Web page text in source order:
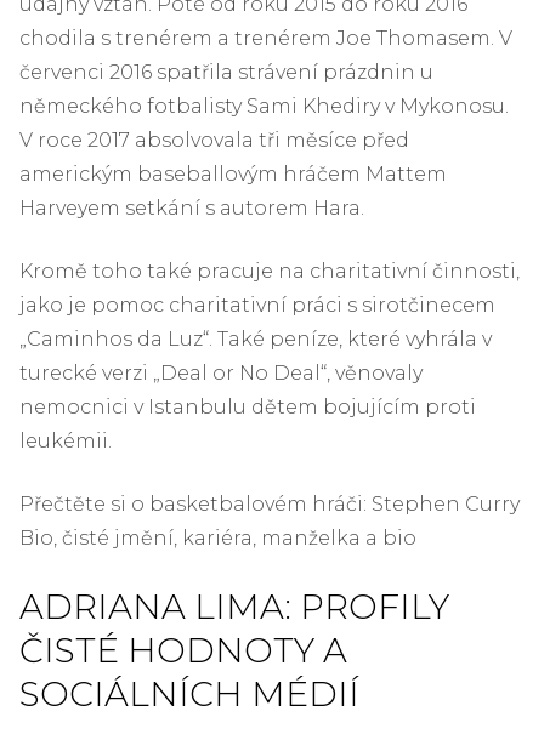
chodila s trenérem a trenérem Joe Thomasem. V
červenci 2016 spatřila strávení prázdnin u
německého fotbalisty Sami Khediry v Mykonosu.
V roce 2017 absolvovala tři měsíce před
americkým baseballovým hráčem Mattem
Harveyem setkání s autorem Hara.
Kromě toho také pracuje na charitativní činnosti,
jako je pomoc charitativní práci s sirotčinecem
„Caminhos da Luz“. Také peníze, které vyhrála v
turecké verzi „Deal or No Deal“, věnovaly
nemocnici v Istanbulu dětem bojujícím proti
leukémii.
Přečtěte si o basketbalovém hráči: Stephen Curry
Bio, čisté jmění, kariéra, manželka a bio
ADRIANA LIMA: PROFILY
ČISTÉ HODNOTY A
SOCIÁLNÍCH MÉDIÍ